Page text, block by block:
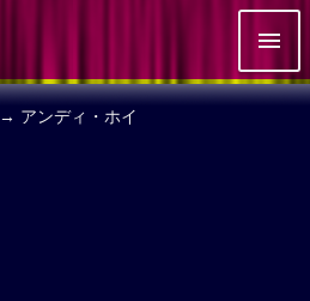
→ アンディ・ホイ